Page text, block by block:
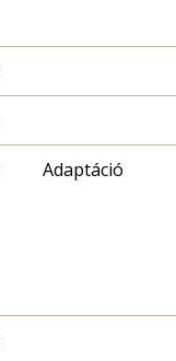
Adaptáció